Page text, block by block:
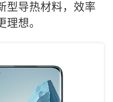
型导热材料，效率
想。